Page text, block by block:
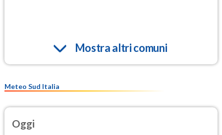
Mostra altri comuni
Meteo Sud Italia
Oggi